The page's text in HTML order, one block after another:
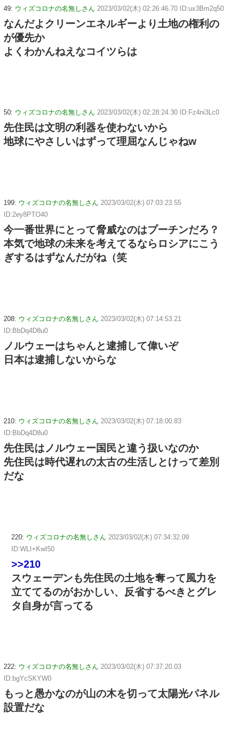
49: ウィズコロナの名無しさん 2023/03/02(木) 02:26:46.70 ID:ux3Bm2q50
なんだよクリーンエネルギーより土地の権利の
が優先か
よくわかんねえなコイツらは
50: ウィズコロナの名無しさん 2023/03/02(木) 02:28:24.30 ID:Fz4ni3Lc0
先住民は文明の利器を使わないから
地球にやさしいはずって理屈なんじゃねw
199: ウィズコロナの名無しさん 2023/03/02(木) 07:03:23.55
ID:2ey8PTO40
今一番世界にとって脅威なのはプーチンだろ？
本気で地球の未来を考えてるならロシアにこう
ぎするはずなんだがね（笑
208: ウィズコロナの名無しさん 2023/03/02(木) 07:14:53.21
ID:BbDq4D8u0
ノルウェーはちゃんと逮捕して偉いぞ
日本は逮捕しないからな
210: ウィズコロナの名無しさん 2023/03/02(木) 07:18:00.83
ID:BbDq4D8u0
先住民はノルウェー国民と違う扱いなのか
先住民は時代遅れの太古の生活しとけって差別
だな
220: ウィズコロナの名無しさん 2023/03/02(木) 07:34:32.09
ID:WLI+KwI50
>>210
スウェーデンも先住民の土地を奪って風力を
立ててるのがおかしい、反省するべきとグレ
タ自身が言ってる
222: ウィズコロナの名無しさん 2023/03/02(木) 07:37:20.03
ID:bgYcSKYW0
もっと愚かなのが山の木を切って太陽光パネル
設置だな